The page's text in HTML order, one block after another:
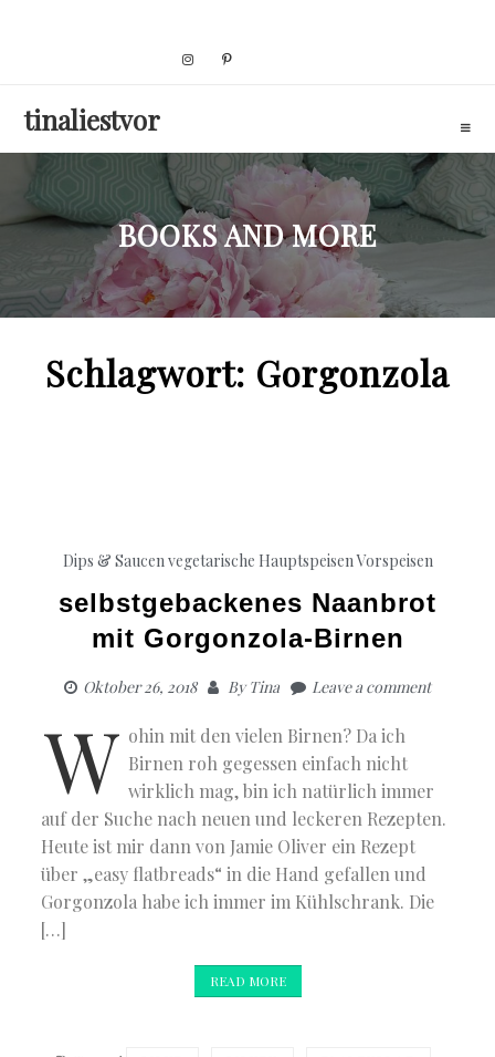
tinaliestvor
BOOKS AND MORE
Schlagwort: Gorgonzola
Dips & Saucen vegetarische HauptspeisenVorspeisen
selbstgebackenes Naanbrot
mit Gorgonzola-Birnen
Oktober 26, 2018 ByTina Leave a comment
W ohin mit den vielen Birnen? Da ich
Birnen roh gegessen einfach nicht
wirklich mag, bin ich natürlich immer
auf der Suche nach neuen und leckeren Rezepten.
Heute ist mir dann von Jamie Oliver ein Rezept
über „easy flatbreads“ in die Hand gefallen und
Gorgonzola habe ich immer im Kühlschrank. Die
[…]
READ MORE